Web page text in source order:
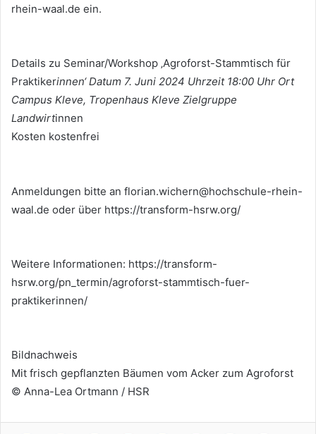
rhein-waal.de ein.
Details zu Seminar/Workshop ‚Agroforst-Stammtisch für
Praktikerinnen‘ Datum 7. Juni 2024 Uhrzeit 18:00 Uhr Ort
Campus Kleve, Tropenhaus Kleve Zielgruppe
Landwirtinnen
Kosten kostenfrei
Anmeldungen bitte an florian.wichern@hochschule-rhein-
waal.de oder über https://transform-hsrw.org/
Weitere Informationen: https://transform-
hsrw.org/pn_termin/agroforst-stammtisch-fuer-
praktikerinnen/
Bildnachweis
Mit frisch gepflanzten Bäumen vom Acker zum Agroforst
© Anna-Lea Ortmann / HSR